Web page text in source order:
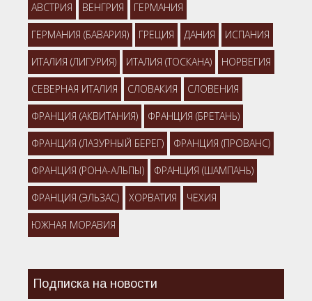
АВСТРИЯ ВЕНГРИЯ ГЕРМАНИЯ
ГЕРМАНИЯ (БАВАРИЯ) ГРЕЦИЯ ДАНИЯ ИСПАНИЯ
ИТАЛИЯ (ЛИГУРИЯ) ИТАЛИЯ (ТОСКАНА) НОРВЕГИЯ
СЕВЕРНАЯ ИТАЛИЯ СЛОВАКИЯ СЛОВЕНИЯ
ФРАНЦИЯ (АКВИТАНИЯ) ФРАНЦИЯ (БРЕТАНЬ)
ФРАНЦИЯ (ЛАЗУРНЫЙ БЕРЕГ) ФРАНЦИЯ (ПРОВАНС)
ФРАНЦИЯ (РОНА-АЛЬПЫ) ФРАНЦИЯ (ШАМПАНЬ)
ФРАНЦИЯ (ЭЛЬЗАС) ХОРВАТИЯ ЧЕХИЯ
ЮЖНАЯ МОРАВИЯ
Подписка на новости